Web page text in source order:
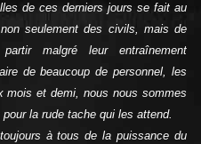
de ces derniers jours se fait au
seulement des civils, mais de
malgré leur entraînement
de beaucoup de personnel, les
mois et demi, nous nous sommes
la rude tache qui les attend.
à tous de la puissance du